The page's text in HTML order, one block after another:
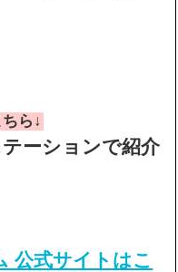
ら↓
ーションで紹介
公式サイトはこ